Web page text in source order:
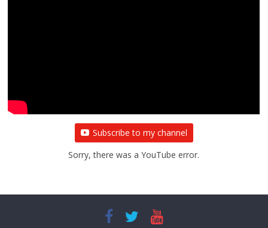
Subscribe to my channel
Sorry, there was a YouTube error.